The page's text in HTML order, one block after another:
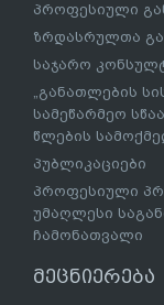
პროფესიული
ზრდასრულთა
საჯარო
„განათლების
სამეწარმეო
წლების
პუბლიკაციები
პროფესიული
უმაღლესი
ჩამონათვალი
მეცნიერება